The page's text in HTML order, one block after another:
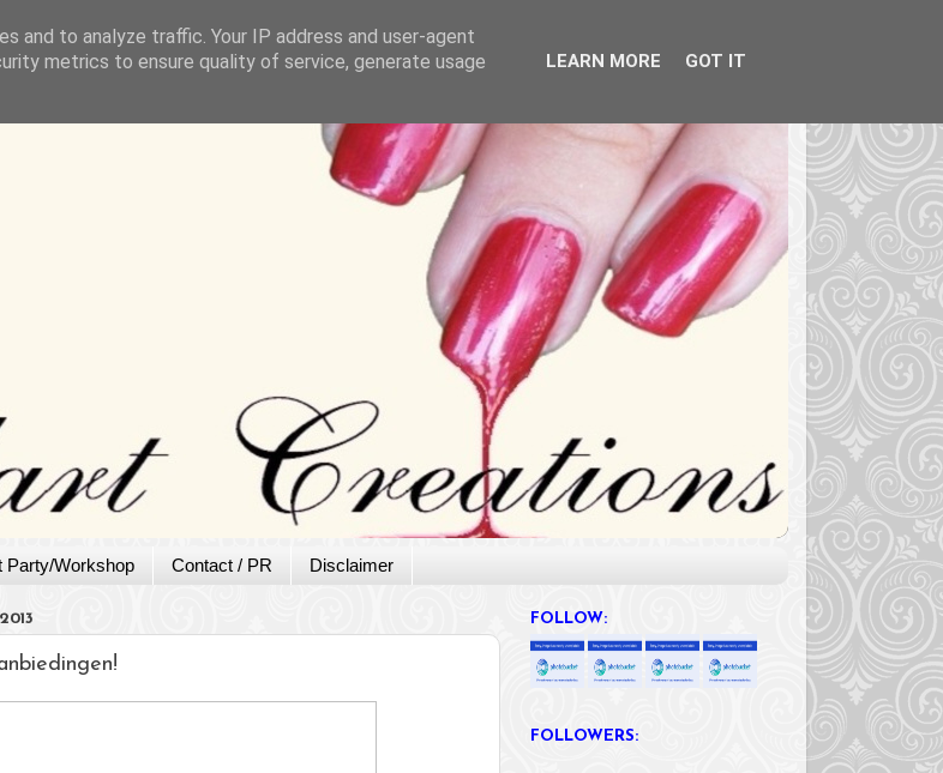
Party/Workshop Contact / PR Disclaimer
FOLLOW:
FOLLOWERS:
and to analyze traffic. Your IP address and user-agent
metrics to ensure quality of service, generate usage
LEARN MORE GOT IT